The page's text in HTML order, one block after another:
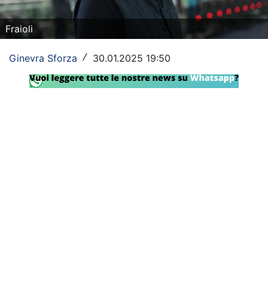
Altri Sport
Formula 1
Tennis
Vela
Fraioli
Ginevra Sforza / 30.01.2025 19:50